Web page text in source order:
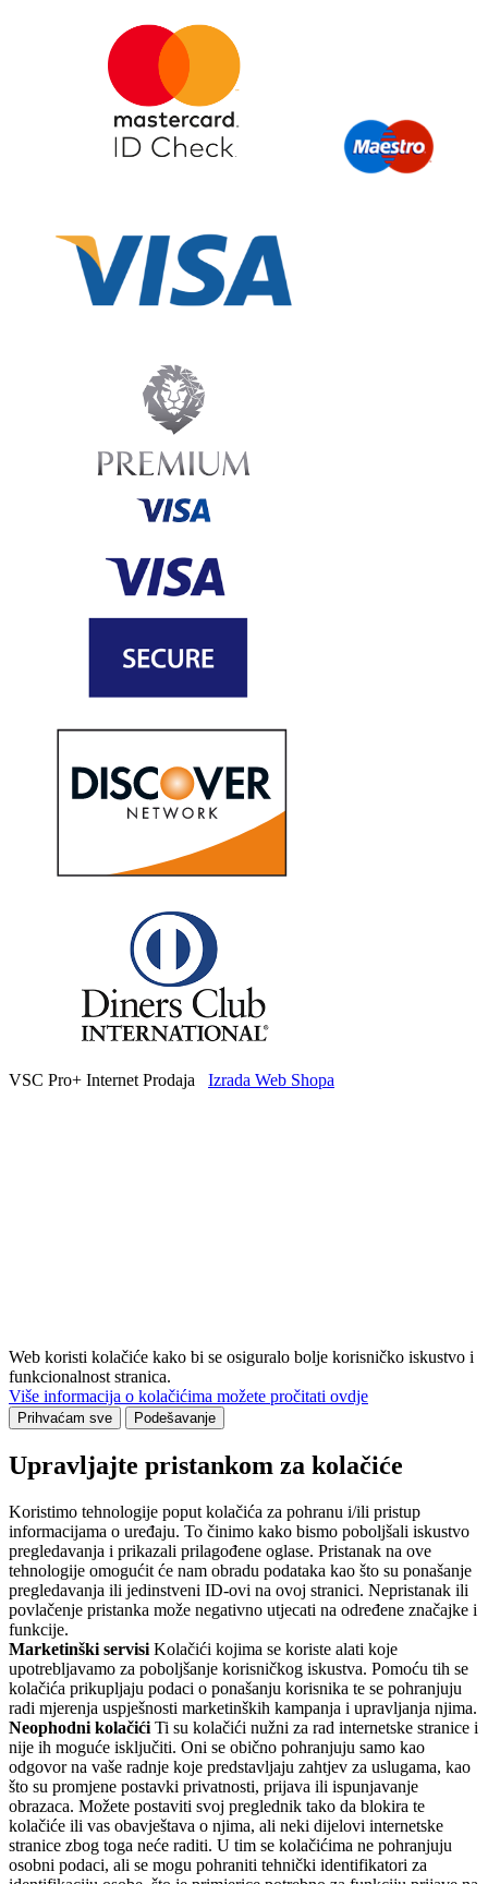
VSC Pro+ Internet Prodaja Izrada Web Shopa
Web koristi kolačiće kako bi se osiguralo bolje korisničko iskustvo i
funkcionalnost stranica.
Više informacija o kolačićima možete pročitati ovdje
Prihvaćam sve Podešavanje
Upravljajte pristankom za kolačiće
Koristimo tehnologije poput kolačića za pohranu i/ili pristup
informacijama o uređaju. To činimo kako bismo poboljšali iskustvo
pregledavanja i prikazali prilagođene oglase. Pristanak na ove
tehnologije omogućit će nam obradu podataka kao što su ponašanje
pregledavanja ili jedinstveni ID-ovi na ovoj stranici. Nepristanak ili
povlačenje pristanka može negativno utjecati na određene značajke i
funkcije.
Marketinški servisi Kolačići kojima se koriste alati koje
upotrebljavamo za poboljšanje korisničkog iskustva. Pomoću tih se
kolačića prikupljaju podaci o ponašanju korisnika te se pohranjuju
radi mjerenja uspješnosti marketinških kampanja i upravljanja njima.
Neophodni kolačići Ti su kolačići nužni za rad internetske stranice i
nije ih moguće isključiti. Oni se obično pohranjuju samo kao
odgovor na vaše radnje koje predstavljaju zahtjev za uslugama, kao
što su promjene postavki privatnosti, prijava ili ispunjavanje
obrazaca. Možete postaviti svoj preglednik tako da blokira te
kolačiće ili vas obavještava o njima, ali neki dijelovi internetske
stranice zbog toga neće raditi. U tim se kolačićima ne pohranjuju
osobni podaci, ali se mogu pohraniti tehnički identifikatori za